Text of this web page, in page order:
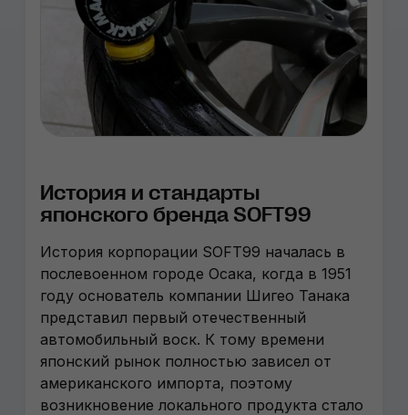
История и стандарты
японского бренда SOFT99
История корпорации SOFT99 началась в
послевоенном городе Осака, когда в 1951
году основатель компании Шигео Танака
представил первый отечественный
автомобильный воск. К тому времени
японский рынок полностью зависел от
американского импорта, поэтому
возникновение локального продукта стало